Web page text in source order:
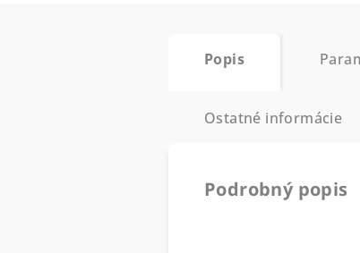
Popis
Ostatné informácie
Podrobný popis